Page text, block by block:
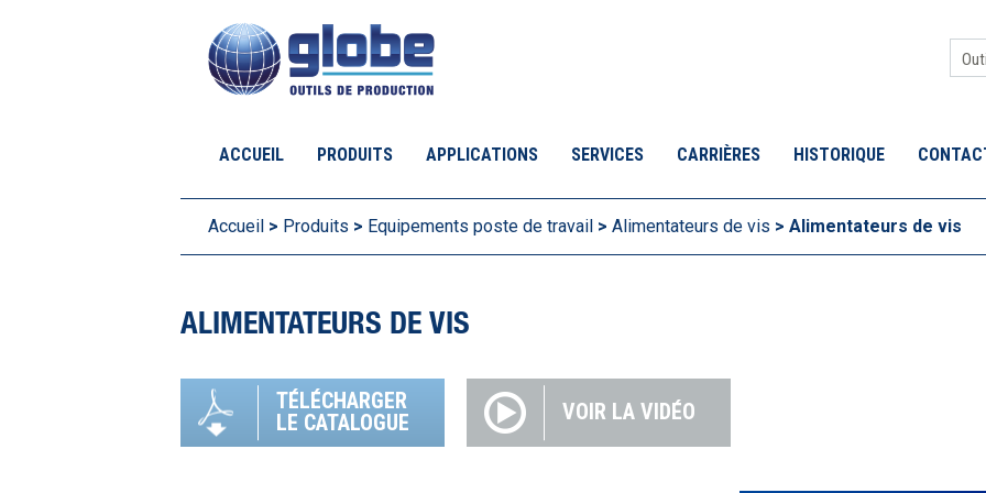
for:
ACCUEIL PRODUITS APPLICATIONS SERVICES CARRIÈRES HISTORIQUE
Accueil> Produits > Equipements poste de travail> Alimentateurs de vis > Alimentateurs de vis
ALIMENTATEURS DE VIS
TÉLÉCHARGER
LE CATALOGUE
VOIR LA VIDÉO